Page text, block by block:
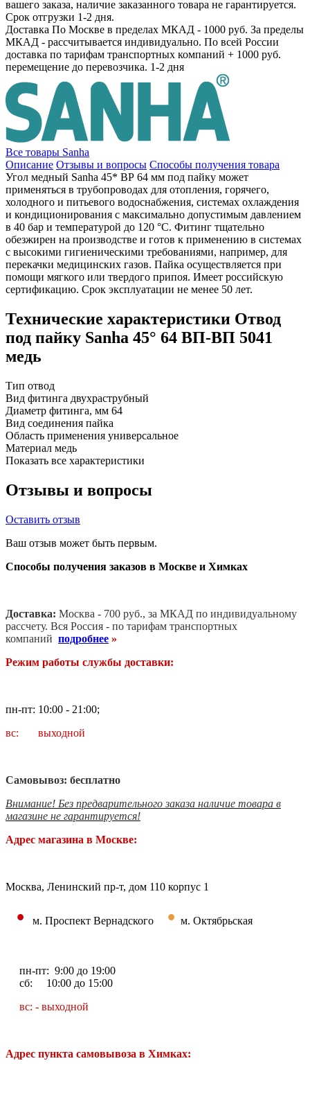
вашего заказа, наличие заказанного товара не гарантируется.
Срок отгрузки 1-2 дня.
Доставка По Москве в пределах МКАД - 1000 руб. За пределы
МКАД - рассчитывается индивидуально. По всей России
доставка по тарифам транспортных компаний + 1000 руб.
перемещение до перевозчика. 1-2 дня
Все товары Sanha
Описание Отзывы и вопросы Способы получения товара
Угол медный Sanha 45* ВР 64 мм под пайку может
применяться в трубопроводах для отопления, горячего,
холодного и питьевого водоснабжения, системах охлаждения
и кондиционирования с максимально допустимым давлением
в 40 бар и температурой до 120 °C. Фитинг тщательно
обезжирен на производстве и готов к применению в системах
с высокими гигиеническими требованиями, например, для
перекачки медицинских газов. Пайка осуществляется при
помощи мягкого или твердого припоя. Имеет российскую
сертификацию. Срок эксплуатации не менее 50 лет.
Технические характеристики Отвод
под пайку Sanha 45° 64 ВП-ВП 5041
медь
Тип отвод
Вид фитинга двухраструбный
Диаметр фитинга, мм 64
Вид соединения пайка
Область применения универсальное
Материал медь
Показать все характеристики
Отзывы и вопросы
Оставить отзыв
Ваш отзыв может быть первым.
Способы получения заказов в Москве и Химках
Доставка: Москва - 700 руб., за МКАД по индивидуальному
рассчету. Вся Россия - по тарифам транспортных
компаний подробнее »
Режим работы службы доставки:
пн-пт: 10:00 - 21:00;
вс: выходной
Самовывоз: бесплатно
Внимание! Без предварительного заказа наличие товара в
магазине не гарантируется!
Адрес магазина в Москве:
Москва, Ленинский пр-т, дом 110 корпус 1
• м. Проспект Вернадского • м. Октябрьская
пн-пт: 9:00 до 19:00
сб: 10:00 до 15:00
вс: - выходной
Адрес пункта самовывоза в Химках: